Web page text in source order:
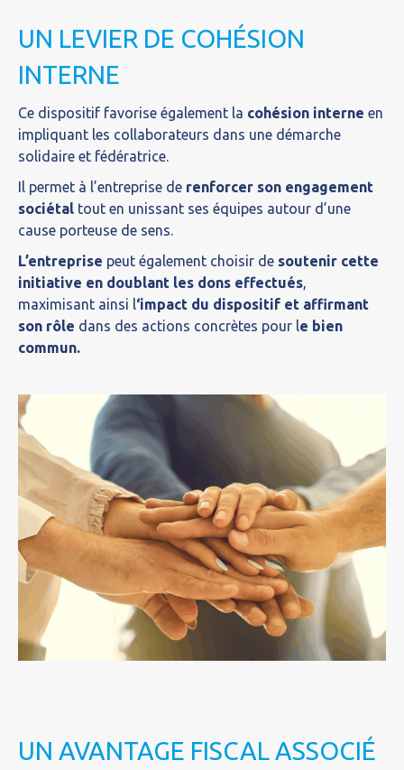
UN LEVIER DE COHÉSION
INTERNE
Ce dispositif favorise également la cohésion interne en
impliquant les collaborateurs dans une démarche
solidaire et fédératrice.
Il permet à l’entreprise de renforcer son engagement
sociétal tout en unissant ses équipes autour d’une
cause porteuse de sens.
L’entreprise peut également choisir de soutenir cette
initiative en doublant les dons effectués,
maximisant ainsi l‘impact du dispositif et affirmant
son rôle dans des actions concrètes pour le bien
commun.
UN AVANTAGE FISCAL ASSOCIÉ